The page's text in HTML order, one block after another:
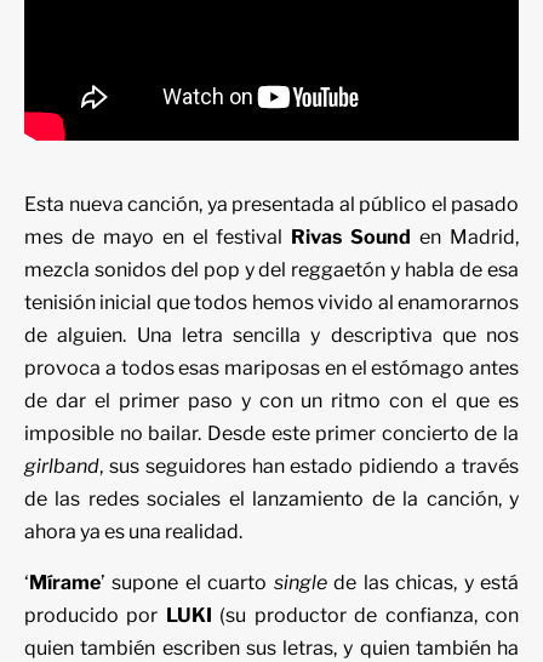
Esta nueva canción, ya presentada al público el pasado
mes de mayo en elfestival Rivas Sound en Madrid,
mezcla sonidos del pop y del reggaetón y habla de esa
tenisión inicial que todos hemos vivido al enamorarnos
de alguien. Una letra sencilla y descriptiva que nos
provoca a todos esas mariposas en el estómago antes
de dar el primer paso y con un ritmo con el que es
imposible no bailar. Desde este primer concierto de la
girlband, sus seguidores han estado pidiendo a través
de las redes sociales el lanzamiento de la canción, y
ahora ya es una realidad.
‘Mírame’ supone el cuarto singlede las chicas, y está
producido por LUKI (su productor de confianza, con
quien también escriben sus letras, y quien también ha